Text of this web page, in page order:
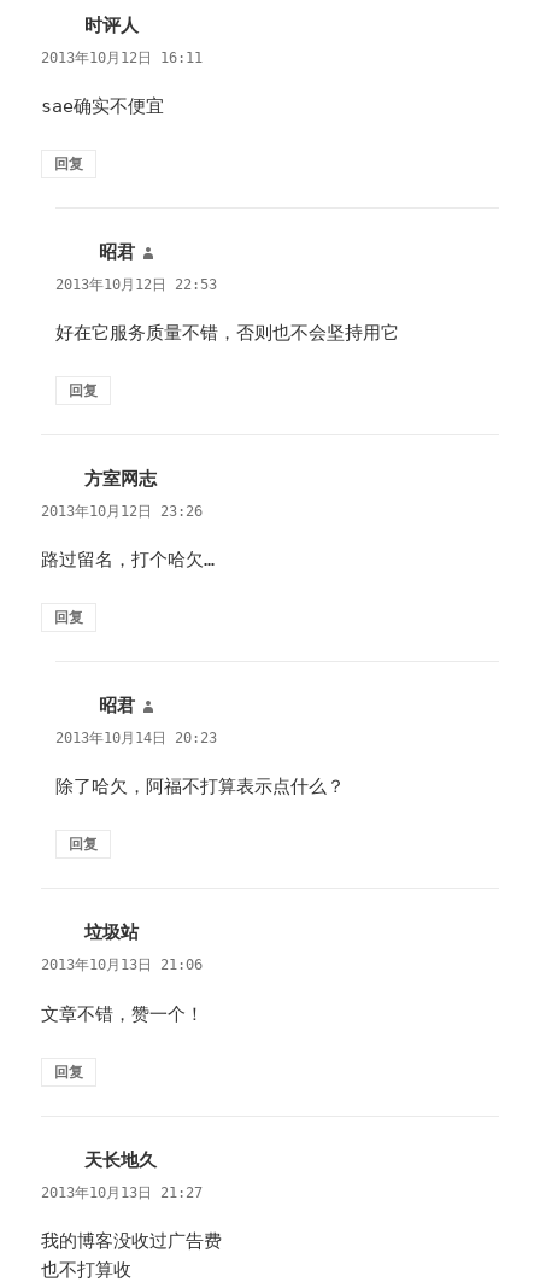
时评人
道：
2013年10月12日 16:11
sae确实不便宜
回复
昭君
道：
2013年10月12日 22:53
好在它服务质量不错，否则也不会坚持用它
回复
方室网志说
道：
2013年10月12日 23:26
路过留名，打个哈欠…
回复
昭君
道：
2013年10月14日 20:23
除了哈欠，阿福不打算表示点什么？
回复
垃圾站说
道：
2013年10月13日 21:06
文章不错，赞一个！
回复
天长地久
道：
2013年10月13日 21:27
我的博客没收过广告费
也不打算收